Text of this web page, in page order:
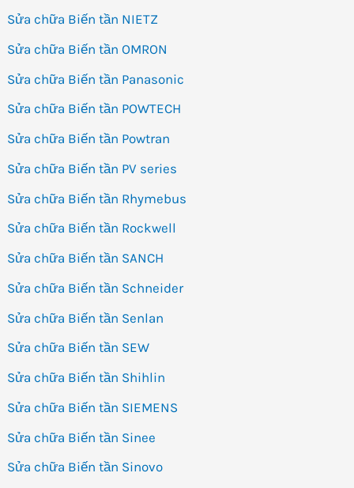
Sửa chữa Biến tần NIETZ
Sửa chữa Biến tần OMRON
Sửa chữa Biến tần Panasonic
Sửa chữa Biến tần POWTECH
Sửa chữa Biến tần Powtran
Sửa chữa Biến tần PV series
Sửa chữa Biến tần Rhymebus
Sửa chữa Biến tần Rockwell
Sửa chữa Biến tần SANCH
Sửa chữa Biến tần Schneider
Sửa chữa Biến tần Senlan
Sửa chữa Biến tần SEW
Sửa chữa Biến tần Shihlin
Sửa chữa Biến tần SIEMENS
Sửa chữa Biến tần Sinee
Sửa chữa Biến tần Sinovo